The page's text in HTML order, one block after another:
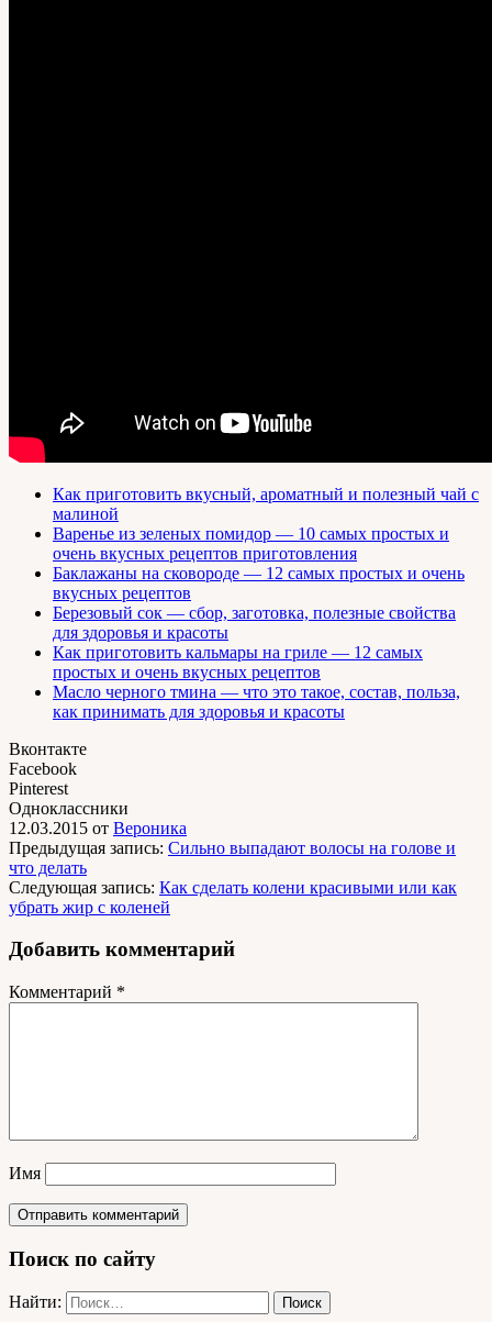
Как приготовить вкусный, ароматный и полезный чай с
малиной
Варенье из зеленых помидор — 10 самых простых и
очень вкусных рецептов приготовления
Баклажаны на сковороде — 12 самых простых и очень
вкусных рецептов
Березовый сок — сбор, заготовка, полезные свойства
для здоровья и красоты
Как приготовить кальмары на гриле — 12 самых
простых и очень вкусных рецептов
Масло черного тмина — что это такое, состав, польза,
как принимать для здоровья и красоты
Вконтакте
Facebook
Pinterest
Одноклассники
12.03.2015 от Вероника
Предыдущая запись: Сильно выпадают волосы на голове и
что делать
Следующая запись: Как сделать колени красивыми или как
убрать жир с коленей
Добавить комментарий
Комментарий *
Имя
Поиск по сайту
Найти: